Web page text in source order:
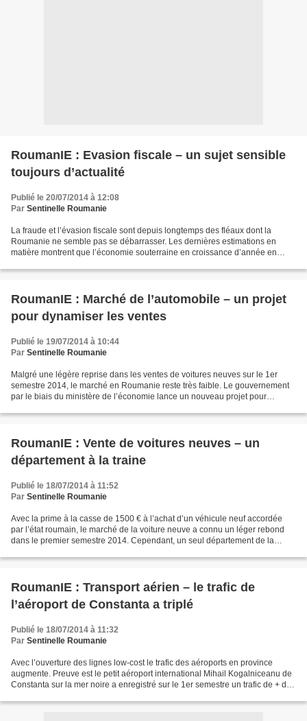
RoumanIE : Evasion fiscale – un sujet sensible
toujours d’actualité
Publié le 20/07/2014 à 12:08
Par Sentinelle Roumanie
La fraude et l’évasion fiscale sont depuis longtemps des fléaux dont la
Roumanie ne semble pas se débarrasser. Les dernières estimations en
matière montrent que l’économie souterraine en croissance d’année en
RoumanIE : Marché de l’automobile – un projet
pour dynamiser les ventes
Publié le 19/07/2014 à 10:44
Par Sentinelle Roumanie
Malgré une légère reprise dans les ventes de voitures neuves sur le 1er
semestre 2014, le marché en Roumanie reste très faible. Le gouvernement
par le biais du ministère de l’économie lance un nouveau projet pour
RoumanIE : Vente de voitures neuves – un
département à la traine
Publié le 18/07/2014 à 11:52
Par Sentinelle Roumanie
Avec la prime à la casse de 1500 € à l’achat d’un véhicule neuf accordée
par l’état roumain, le marché de la voiture neuve a connu un léger rebond
dans le premier semestre 2014. Cependant, un seul département de la
RoumanIE : Transport aérien – le trafic de
l’aéroport de Constanta a triplé
Publié le 18/07/2014 à 11:32
Par Sentinelle Roumanie
Avec l’ouverture des lignes low-cost le trafic des aéroports en province
augmente. Preuve est le petit aéroport international Mihail Kogalniceanu de
Constanta sur la mer noire a enregistré sur le 1er semestre un trafic de + de